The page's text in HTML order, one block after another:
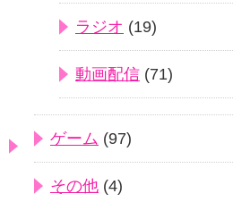
ラジオ (19)
動画配信 (71)
ゲーム (97)
その他 (4)